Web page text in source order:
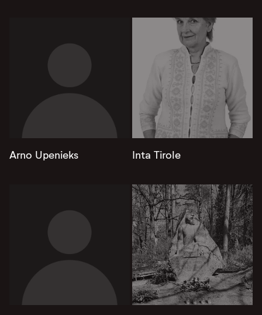
Arno Upenieks Inta Tirole